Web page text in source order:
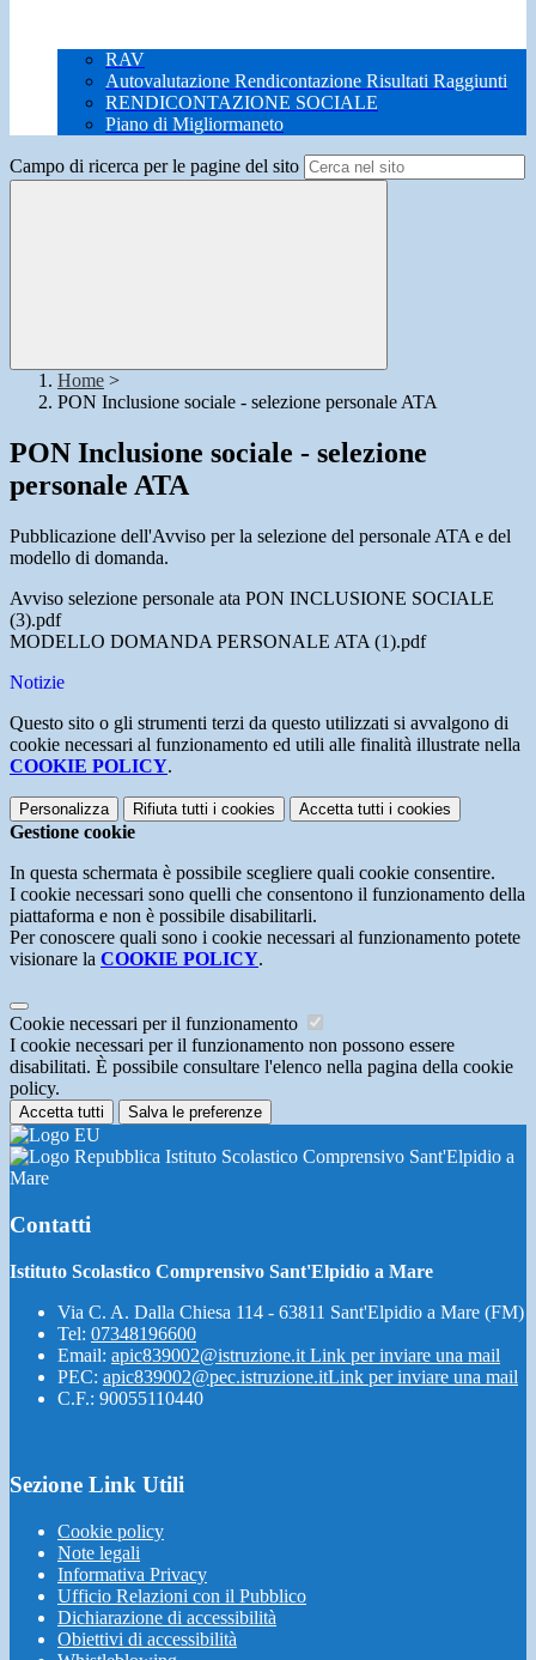
RAV
Autovalutazione Rendicontazione Risultati Raggiunti
RENDICONTAZIONE SOCIALE
Piano di Migliormaneto
Campo di ricerca per le pagine del sito
Home >
PON Inclusione sociale - selezione personale ATA
PON Inclusione sociale - selezione
personale ATA
Pubblicazione dell'Avviso per la selezione del personale ATA e del
modello di domanda.
Avviso selezione personale ata PON INCLUSIONE SOCIALE
(3).pdf
MODELLO DOMANDA PERSONALE ATA (1).pdf
Notizie
Questo sito o gli strumenti terzi da questo utilizzati si avvalgono di
cookie necessari al funzionamento ed utili alle finalità illustrate nella
COOKIE POLICY.
Personalizza Rifiuta tutti i cookies Accetta tutti i cookies
Gestione cookie
In questa schermata è possibile scegliere quali cookie consentire.
I cookie necessari sono quelli che consentono il funzionamento della
piattaforma e non è possibile disabilitarli.
Per conoscere quali sono i cookie necessari al funzionamento potete
visionare la COOKIE POLICY.
Cookie necessari per il funzionamento
I cookie necessari per il funzionamento non possono essere
disabilitati. È possibile consultare l'elenco nella pagina della cookie
policy.
Accetta tutti Salva le preferenze
Istituto Scolastico Comprensivo Sant'Elpidio a
Mare
Contatti
Istituto Scolastico Comprensivo Sant'Elpidio a Mare
Via C. A. Dalla Chiesa 114 - 63811 Sant'Elpidio a Mare (FM)
Tel: 07348196600
Email: apic839002@istruzione.it Link per inviare una mail
PEC: apic839002@pec.istruzione.itLink per inviare una mail
C.F.: 90055110440
Sezione Link Utili
Cookie policy
Note legali
Informativa Privacy
Ufficio Relazioni con il Pubblico
Dichiarazione di accessibilità
Obiettivi di accessibilità